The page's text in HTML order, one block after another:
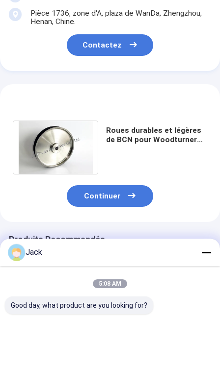
Pièce 1736, zone d'A, plaza de WanDa, Zhengzhou,
Henan, Chine.
Contactez
Roues durables et légères
de BCN pour Woodturners
Continuer
Produits Recommandés
Jack
5:08 AM
Good day, what product are you looking for?